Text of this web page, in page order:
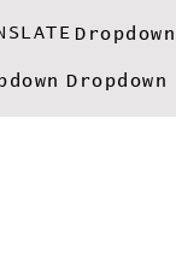
Dropdown
Dropdown